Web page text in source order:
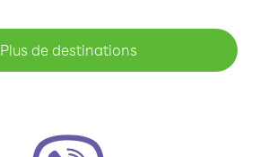
Plus de destinations